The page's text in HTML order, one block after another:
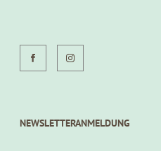
NEWSLETTERANMELDUNG